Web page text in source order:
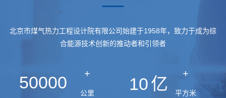
北京市煤气热力工程设计院有限公司始建于1958年，致力于成为综
合能源技术创新的推动者和引领者
50000 +
公里
10亿
+
平方米